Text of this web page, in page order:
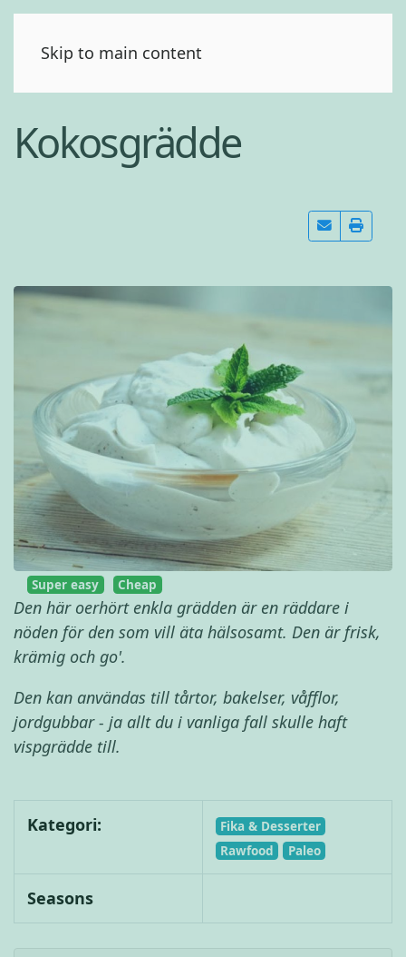
Skip to main content
Kokosgrädde
Super easy Cheap
Den här oerhört enkla grädden är en räddare i
nöden för den som vill äta hälsosamt. Den är frisk,
krämig och go'.
Den kan användas till tårtor, bakelser, våfflor,
jordgubbar - ja allt du i vanliga fall skulle haft
vispgrädde till.
Kategori:
Fika & Desserter
Rawfood
Paleo
Seasons